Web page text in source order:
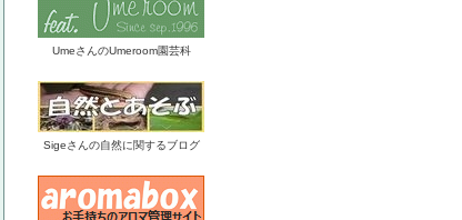
UmeさんのUmeroom園芸科
Sigeさんの自然に関するブログ